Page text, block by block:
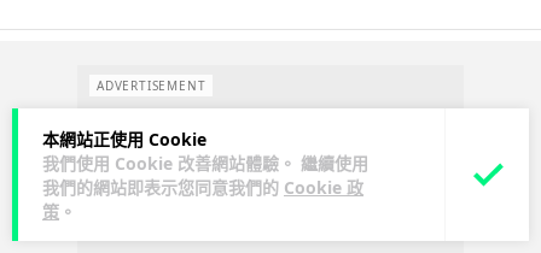
本網站正使用 Cookie
我們使用 Cookie 改善網站體驗。 繼續使用
我們的網站即表示您同意我們的 Cookie 政
策 。
ADVERTISEMENT